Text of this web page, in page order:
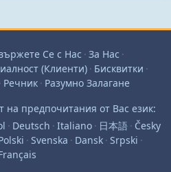
Се с Нас · За Нас ·
(Клиенти) · Бисквитки ·
· Речник · Разумно Залагане
на предпочитания от Вас език:
· Deutsch · Italiano · 日本語 · Česky
· Svenska · Dansk · Srpski ·